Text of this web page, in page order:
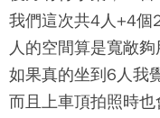
我們這次共4人+4個
人的空間算是寬敞夠
如果真的坐到6人我
而且上車頂拍照時